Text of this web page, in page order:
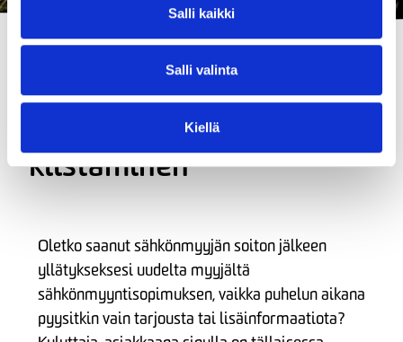
Salli kaikki
Salli valinta
Kiellä
Sähkönmyyntisopimuksen
kiistäminen
Oletko saanut sähkönmyyjän soiton jälkeen
yllätykseksesi uudelta myyjältä
sähkönmyyntisopimuksen, vaikka puhelun aikana
pyysitkin vain tarjousta tai lisäinformaatiota?